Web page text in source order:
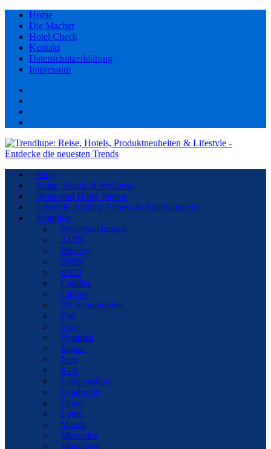
Home
Die Macher
Hotel Check
Kontakt
Datenschutzerklärung
Impressum
Blog
Reise, Hotels & Wellness
Reise und Hotel Videos
Lifestyle, Styling, Fitness & Entertainment
Mobilität
Pressemeldungen
AUDI
Bentley
BMW
BYD
Cadillac
Citroen
DS Automobiles
Fiat
Ford
Hyundai
Jaguar
Jeep
KIA
Lamborghini
Landrover
Lexus
Lotus
Mazda
Mercedes
Mitsubishi